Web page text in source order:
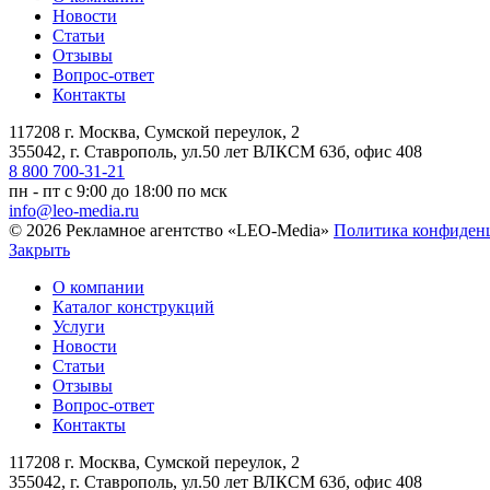
Новости
Статьи
Отзывы
Вопрос-ответ
Контакты
117208 г. Москва, Сумской переулок, 2
355042, г. Ставрополь, ул.50 лет ВЛКСМ 63б, офис 408
8 800 700-31-21
пн - пт с 9:00 до 18:00 по мск
info@leo-media.ru
© 2026 Рекламное агентство «LEO-Media» Политика
Закрыть
О компании
Каталог конструкций
Услуги
Новости
Статьи
Отзывы
Вопрос-ответ
Контакты
117208 г. Москва, Сумской переулок, 2
355042, г. Ставрополь, ул.50 лет ВЛКСМ 63б, офис 408